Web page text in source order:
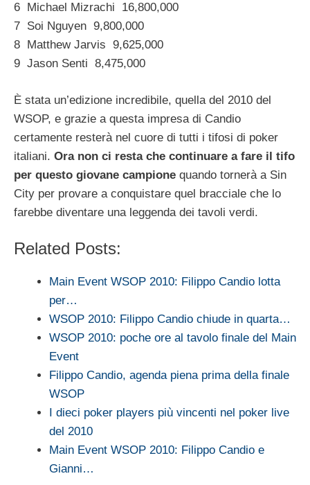
6 Michael Mizrachi 16,800,000
7 Soi Nguyen 9,800,000
8 Matthew Jarvis 9,625,000
9 Jason Senti 8,475,000
È stata un’edizione incredibile, quella del 2010 del
WSOP, e grazie a questa impresa di Candio
certamente resterà nel cuore di tutti i tifosi di poker
italiani. Ora non ci resta che continuare a fare il tifo
per questo giovane campione quando tornerà a Sin
City per provare a conquistare quel bracciale che lo
farebbe diventare una leggenda dei tavoli verdi.
Related Posts:
Main Event WSOP 2010: Filippo Candio lotta
per…
WSOP 2010: Filippo Candio chiude in quarta…
WSOP 2010: poche ore al tavolo finale del Main
Event
Filippo Candio, agenda piena prima della finale
WSOP
I dieci poker players più vincenti nel poker live
del 2010
Main Event WSOP 2010: Filippo Candio e
Gianni…